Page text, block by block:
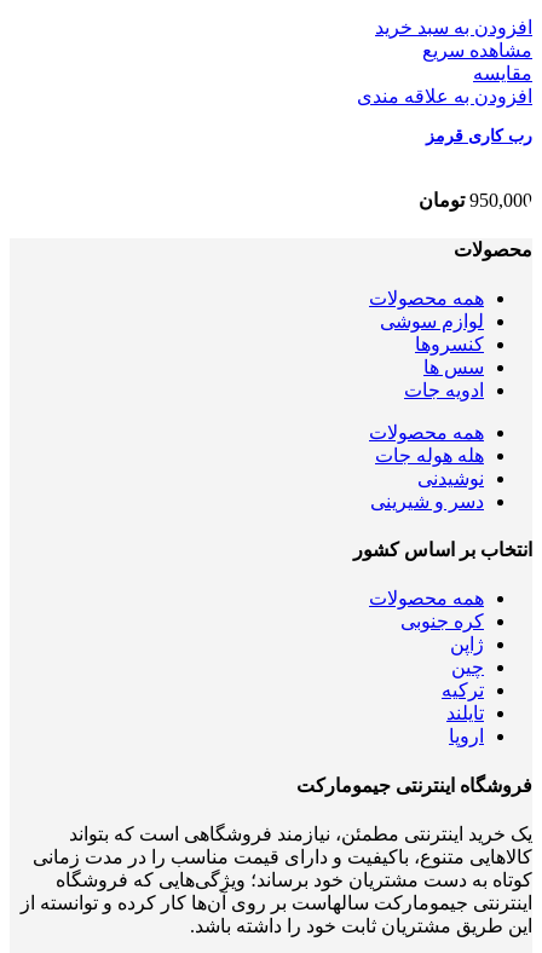
افزودن به سبد خرید
مشاهده سریع
مقایسه
افزودن به علاقه مندی
رب کاری قرمز
950,000 تومان
محصولات
همه محصولات
لوازم سوشی
کنسروها
سس ها
ادویه جات
همه محصولات
هله هوله جات
نوشیدنی
دسر و شیرینی
انتخاب بر اساس کشور
همه محصولات
کره جنوبی
ژاپن
چین
ترکیه
تایلند
اروپا
فروشگاه اینترنتی جیمومارکت
یک خرید اینترنتی مطمئن، نیازمند فروشگاهی است که بتواند
کالاهایی متنوع، باکیفیت و دارای قیمت مناسب را در مدت زمانی
کوتاه به دست مشتریان خود برساند؛ ویژگی‌هایی که فروشگاه
اینترنتی جیمومارکت سالهاست بر روی آن‌ها کار کرده و توانسته از
این طریق مشتریان ثابت خود را داشته باشد.